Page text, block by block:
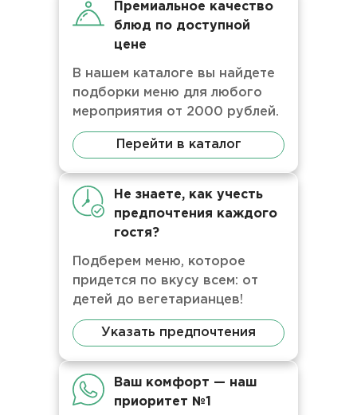
Премиальное качество
блюд по доступной
цене
В нашем каталоге вы найдете
подборки меню для любого
мероприятия от 2000 рублей.
Перейти в каталог
Не знаете, как учесть
предпочтения каждого
гостя?
Подберем меню, которое
придется по вкусу всем: от
детей до вегетарианцев!
Указать предпочтения
Ваш комфорт — наш
приоритет №1